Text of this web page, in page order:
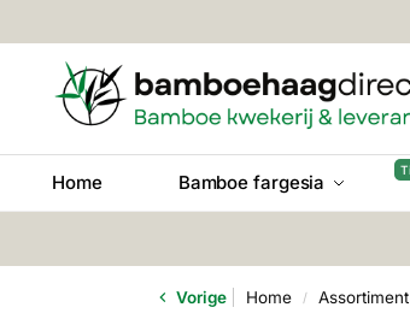
Home Bamboe fargesia
Vorige Home / Assortiment